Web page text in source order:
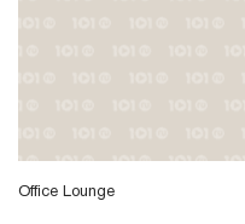
Office Lounge